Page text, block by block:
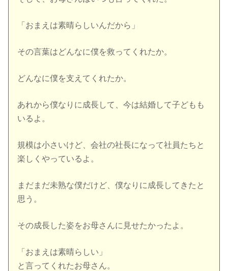
「おまえは素晴らしいんだから」
その言葉はどんなに僕を救ってくれたか。
どんなに僕を支えてくれたか。
あれから僕なりに成長して、今は結婚して子どもも
いるよ。
規模は小さいけど、会社の社長になって社員たちと
楽しくやっているよ。
まだまだ未熟な僕だけど、僕なりに成長してきたと
思う。
その成長した姿をお母さんに見せたかったよ。
「おまえは素晴らしい」
と言ってくれたお母さん。